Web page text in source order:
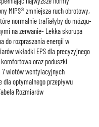
MIPS® zmniejsza ruch obrotowy,
normalnie trafiałyby do mózgu-
na zerwanie- Lekka skorupa
do rozpraszania energii w
wkładki EPS dla precyzyjnego
oraz poduszki
wlotów wentylacyjnych
dla optymalnego przepływu
Rozmiarów